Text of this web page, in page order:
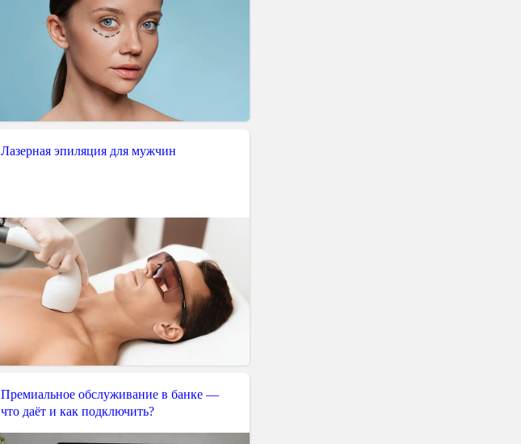
Лазерная эпиляция для мужчин
Премиальное обслуживание в банке —
что даёт и как подключить?